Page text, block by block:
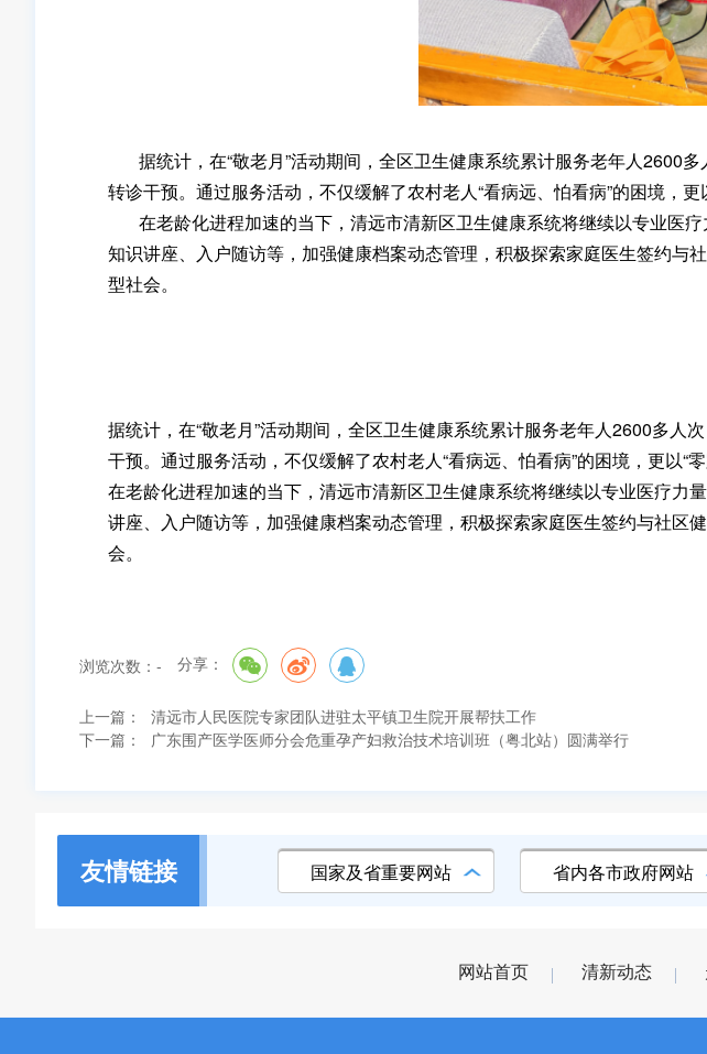
据统计，在“敬老月”活动期间，全区卫生健康系统累计服务老年人2600
转诊干预。通过服务活动，不仅缓解了农村老人“看病远、怕看病”的困境，更
在老龄化进程加速的当下，清远市清新区卫生健康系统将继续以专业医疗
知识讲座、入户随访等，加强健康档案动态管理，积极探索家庭医生签约
型社会。
据统计，在“敬老月”活动期间，全区卫生健康系统累计服务老年人2600多
干预。通过服务活动，不仅缓解了农村老人“看病远、怕看病”的困境，更以“
在老龄化进程加速的当下，清远市清新区卫生健康系统将继续以专业医疗力
讲座、入户随访等，加强健康档案动态管理，积极探索家庭医生签约与社
会。
浏览次数： - 分享：
上一篇：
清远市人民医院专家团队进驻太平镇卫生院开展帮扶工作
下一篇：
广东围产医学医师分会危重孕产妇救治技术培训班（粤北站）圆满举行
友情链接 国家及省重要网站 省内各市政府网站
网站首页 清新动态